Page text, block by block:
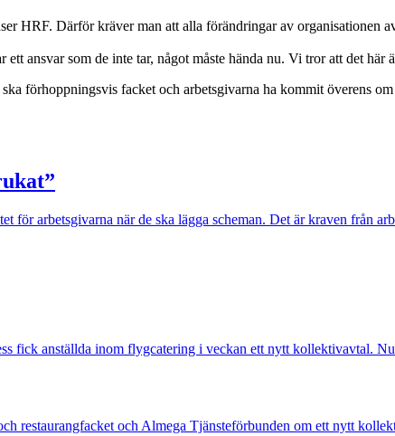
HRF. Därför kräver man att alla förändringar av organisationen
ansvar som de inte tar, något måste hända nu. Vi tror att det här
förhoppningsvis facket och arbetsgivarna ha kommit överens
för arbetsgivarna när de ska lägga scheman. Det är kraven från
fick anställda inom flygcatering i veckan ett nytt kollektivavtal.
restaurangfacket och Almega Tjänsteförbunden om ett nytt